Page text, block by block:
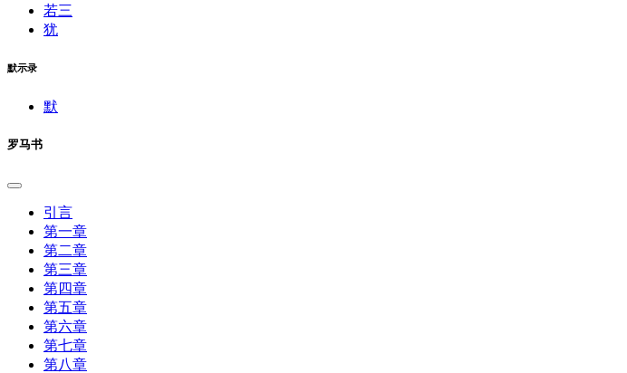
若三
犹
默示录
默
罗马书
引言
第一章
第二章
第三章
第四章
第五章
第六章
第七章
第八章